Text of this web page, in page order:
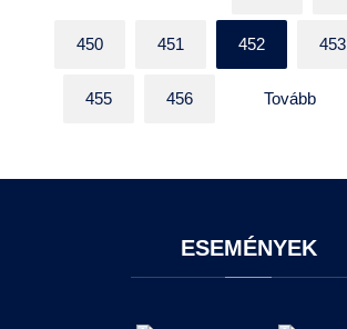
450 451 452 453
455 456 Tovább
ESEMÉNYEK